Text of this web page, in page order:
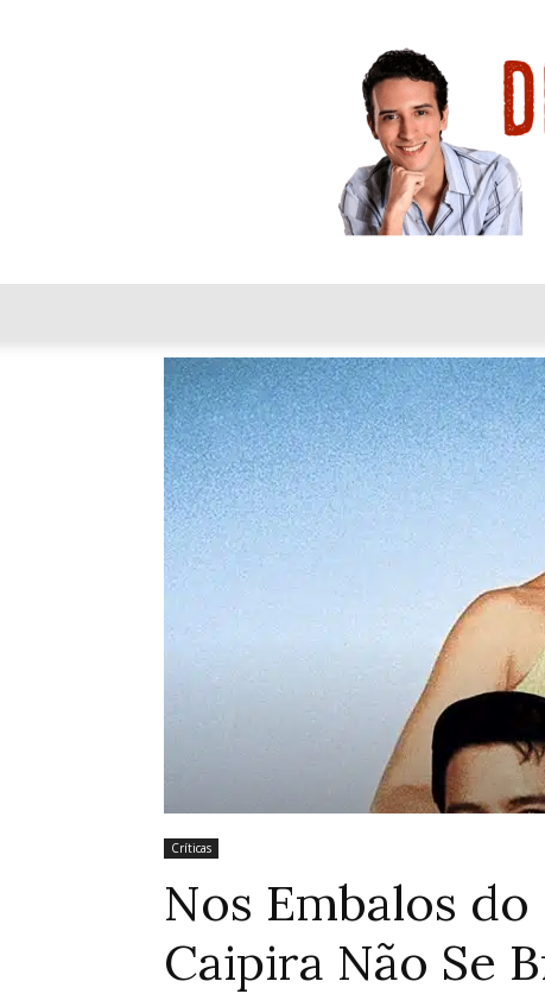
Críticas
Nos Embalos
Caipira Não Se